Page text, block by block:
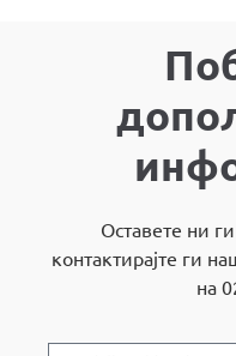
Оставете ни
контактирајте ги
на